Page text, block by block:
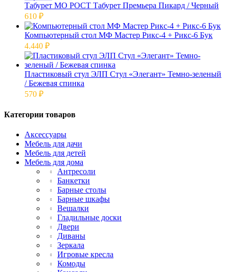
Табурет МО РОСТ Табурет Премьера Пикард / Черный
610 ₽
Компьютерный стол МФ Мастер Рикс-4 + Рикс-6 Бук
4.440 ₽
Пластиковый стул ЭЛП Стул «Элегант» Темно-зеленый
/ Бежевая спинка
570 ₽
Категории товаров
Аксессуары
Мебель для дачи
Мебель для детей
Мебель для дома
Антресоли
Банкетки
Барные столы
Барные шкафы
Вешалки
Гладильные доски
Двери
Диваны
Зеркала
Игровые кресла
Комоды